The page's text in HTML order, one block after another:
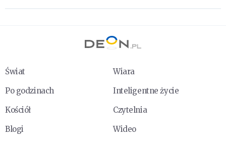
Świat
Wiara
Po godzinach
Inteligentne życie
Kościół
Czytelnia
Blogi
Wideo